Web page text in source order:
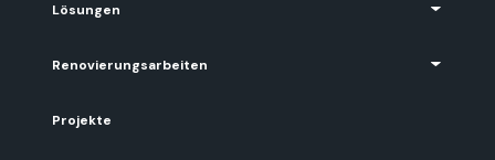
Lösungen
Renovierungsarbeiten
Projekte